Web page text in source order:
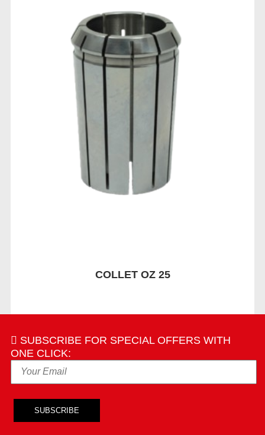
COLLET OZ 25
SUBSCRIBE FOR SPECIAL OFFERS WITH
ONE CLICK: